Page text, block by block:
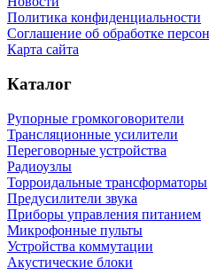
Политика конфиденциальности
Соглашение об обработке
Карта сайта
Каталог
Рупорные громкоговорители
Трансляционные усилители
Переговорные устройства
Радиоузлы
Торроидальные трансформаторы
Предусилители звука
Приборы управления питанием
Микрофонные пульты
Устройства коммутации
Акустические блоки